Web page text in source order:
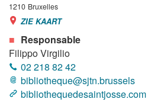
1210 Bruxelles
ZIE KAART
Responsable
Filippo Virgilio
02 218 82 42
bibliotheque@sjtn.brussels
bibliothequedesaintjosse.com